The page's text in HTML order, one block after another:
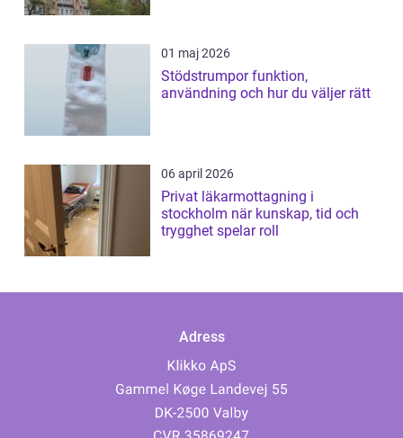
01 maj 2026
Stödstrumpor funktion,
användning och hur du väljer rätt
06 april 2026
Privat läkarmottagning i
stockholm när kunskap, tid och
trygghet spelar roll
Adress